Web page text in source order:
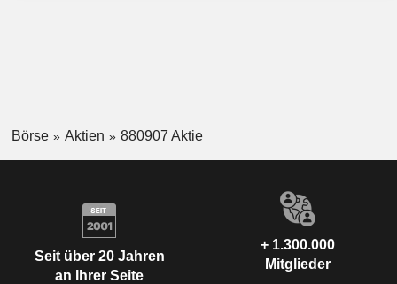
Börse Aktien 880907 Aktie
Seit über 20 Jahren
an Ihrer Seite
+ 1.300.000
Mitglieder